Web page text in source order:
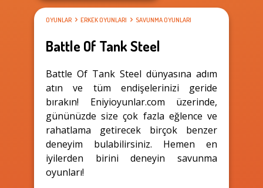
OYUNLAR ERKEK OYUNLARI SAVUNMA OYUNLARI
Battle Of Tank Steel
Battle Of Tank Steel dünyasına adım
atın ve tüm endişelerinizi geride
bırakın! Eniyioyunlar.com üzerinde,
gününüzde size çok fazla eğlence ve
rahatlama getirecek birçok benzer
deneyim bulabilirsiniz. Hemen en
iyilerden birini deneyin savunma
oyunları!